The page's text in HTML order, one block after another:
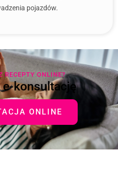
pojazdów.
RECEPTY ONLINE?
konsultację
ONLINE